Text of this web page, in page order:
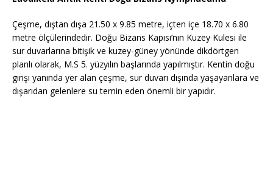
Çeşme, dıştan dışa 21.50 x 9.85 metre, içten içe 18.70 x 6.80
metre ölçülerindedir. Doğu Bizans Kapısı’nın Kuzey Kulesi ile
sur duvarlarına bitişik ve kuzey-güney yönünde dikdörtgen
planlı olarak, M.S 5. yüzyılın başlarında yapılmıştır. Kentin doğu
girişi yanında yer alan çeşme, sur duvarı dışında yaşayanlara ve
dışarıdan gelenlere su temin eden önemli bir yapıdır.